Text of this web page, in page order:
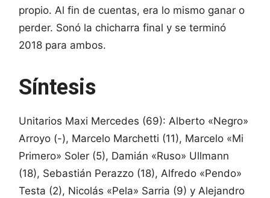
propio. Al fin de cuentas, era lo mismo ganar o
perder. Sonó la chicharra final y se terminó
2018 para ambos.
Síntesis
Unitarios Maxi Mercedes (69): Alberto «Negro»
Arroyo (-), Marcelo Marchetti (11), Marcelo «Mi
Primero» Soler (5), Damián «Ruso» Ullmann
(18), Sebastián Perazzo (18), Alfredo «Pendo»
Testa (2), Nicolás «Pela» Sarria (9) y Alejandro